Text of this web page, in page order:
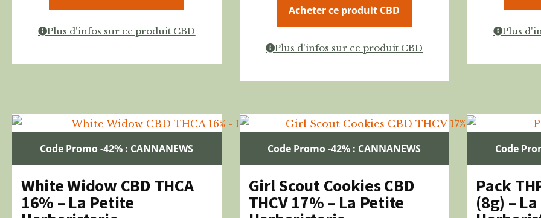
Plus d'infos sur ce produit CBD
Acheter ce produit CBD
Plus d'infos sur ce produit CBD
Plus
Code Promo -42% : CANNANEWS
White Widow CBD THCA
16% – La Petite
Code Promo -42% : CANNANEWS
Girl Scout Cookies CBD
THCV 17% – La Petite
Code
Pack
(8g) –